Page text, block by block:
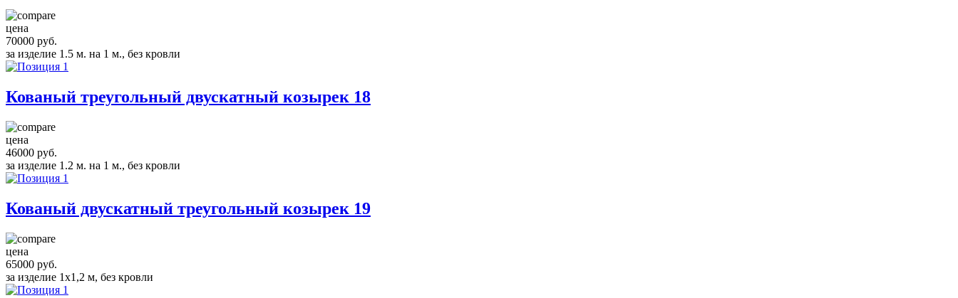
цена
70000 руб.
за изделие 1.5 м. на 1 м., без кровли
Кованый треугольный двускатный козырек 18
цена
46000 руб.
за изделие 1.2 м. на 1 м., без кровли
Кованый двускатный треугольный козырек 19
цена
65000 руб.
за изделие 1х1,2 м, без кровли